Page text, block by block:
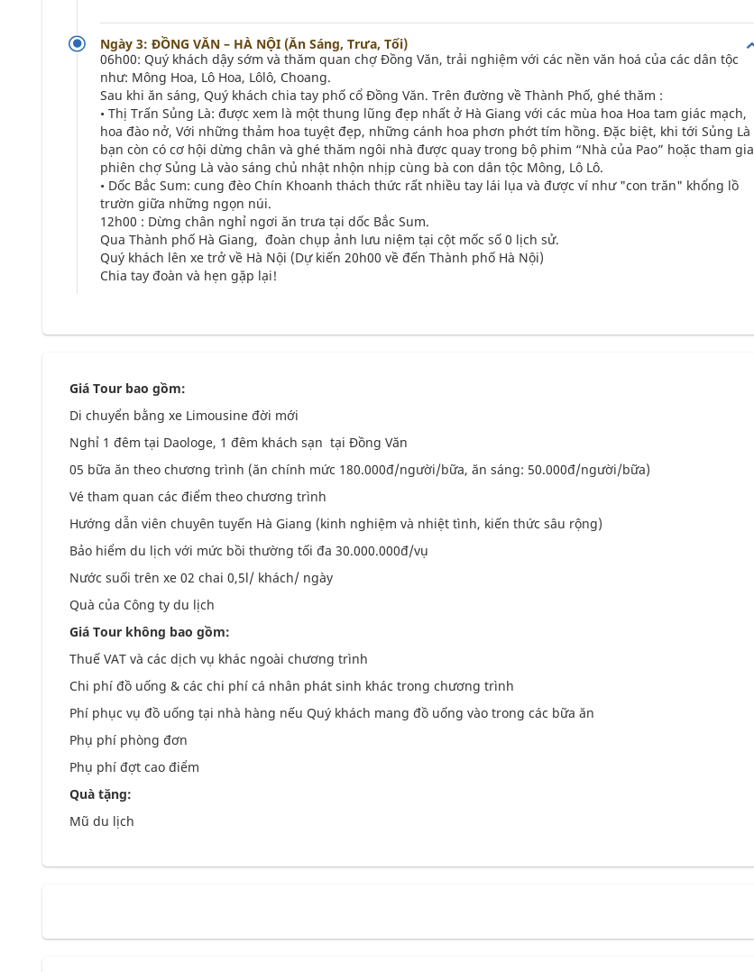
Ngày 3: ĐỒNG VĂN – HÀ NỘI (Ăn Sáng, Trưa, Tối)
06h00: Quý khách dậy sớm và thăm quan chợ Đồng Văn, trải nghiệm với các nền văn hoá của các dân tộc
như: Mông Hoa, Lô Hoa, Lôlô, Choang.
Sau khi ăn sáng, Quý khách chia tay phố cổ Đồng Văn. Trên đường về Thành Phố, ghé thăm :
• Thị Trấn Sủng Là: được xem là một thung lũng đẹp nhất ở Hà Giang với các mùa hoa Hoa tam giác mạch,
hoa đào nở, Với những thảm hoa tuyệt đẹp, những cánh hoa phơn phớt tím hồng. Đặc biệt, khi tới Sủng Là
bạn còn có cơ hội dừng chân và ghé thăm ngôi nhà được quay trong bộ phim “Nhà của Pao” hoặc tham gia
phiên chợ Sủng Là vào sáng chủ nhật nhộn nhịp cùng bà con dân tộc Mông, Lô Lô.
• Dốc Bắc Sum: cung đèo Chín Khoanh thách thức rất nhiều tay lái lụa và được ví như "con trăn" khổng lồ
trườn giữa những ngọn núi.
12h00 : Dừng chân nghỉ ngơi ăn trưa tại dốc Bắc Sum.
Qua Thành phố Hà Giang, đoàn chụp ảnh lưu niệm tại cột mốc số 0 lịch sử.
Quý khách lên xe trở về Hà Nội (Dự kiến 20h00 về đến Thành phố Hà Nội)
Chia tay đoàn và hẹn gặp lại!
Giá Tour bao gồm:
Di chuyển bằng xe Limousine đời mới
Nghỉ 1 đêm tại Daologe, 1 đêm khách sạn tại Đồng Văn
05 bữa ăn theo chương trình (ăn chính mức 180.000đ/người/bữa, ăn sáng: 50.000đ/người/bữa)
Vé tham quan các điểm theo chương trình
Hướng dẫn viên chuyên tuyến Hà Giang (kinh nghiệm và nhiệt tình, kiến thức sâu rộng)
Bảo hiểm du lịch với mức bồi thường tối đa 30.000.000đ/vụ
Nước suối trên xe 02 chai 0,5l/ khách/ ngày
Quà của Công ty du lịch
Giá Tour không bao gồm:
Thuế VAT và các dịch vụ khác ngoài chương trình
Chi phí đồ uống & các chi phí cá nhân phát sinh khác trong chương trình
Phí phục vụ đồ uống tại nhà hàng nếu Quý khách mang đồ uống vào trong các bữa ăn
Phụ phí phòng đơn
Phụ phí đợt cao điểm
Quà tặng:
Mũ du lịch